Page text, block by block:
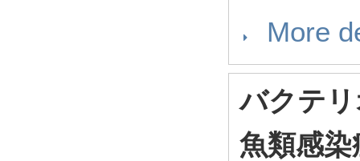
More
バクテ
魚類感